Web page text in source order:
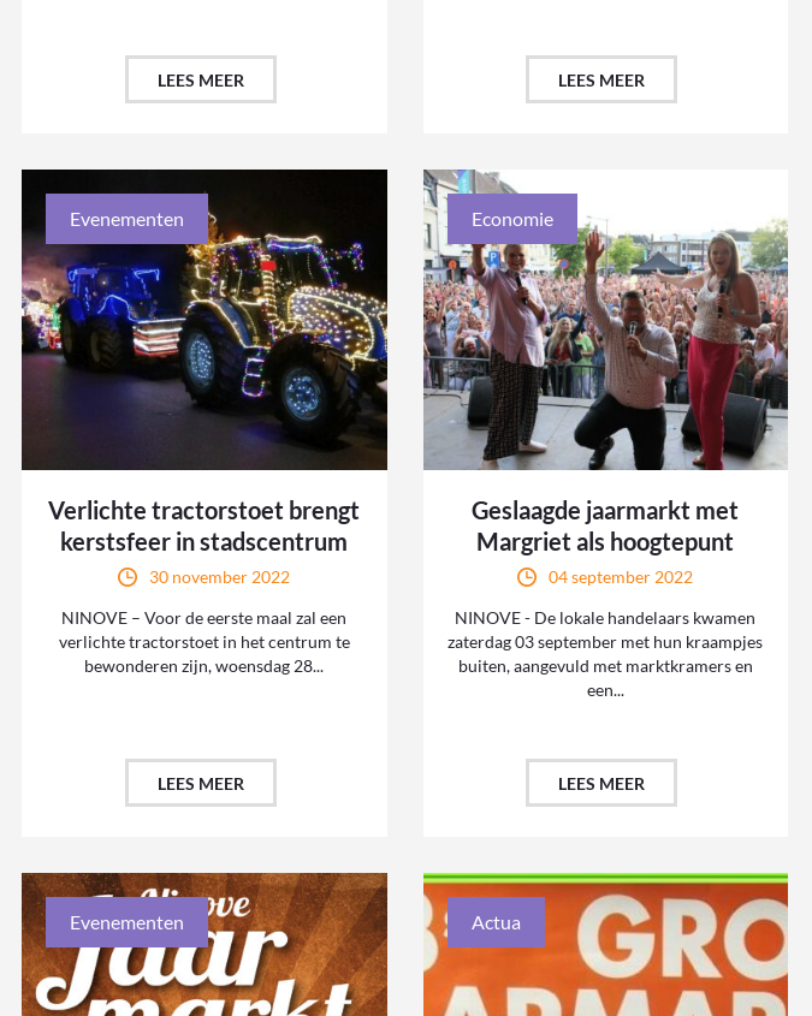
LEES MEER LEES MEER
Evenementen
Verlichte tractorstoet brengt
kerstsfeer in stadscentrum
30 november 2022
NINOVE – Voor de eerste maal zal een
verlichte tractorstoet in het centrum te
bewonderen zijn, woensdag 28...
LEES MEER
Economie
Geslaagde jaarmarkt met
Margriet als hoogtepunt
04 september 2022
NINOVE - De lokale handelaars kwamen
zaterdag 03 september met hun kraampjes
buiten, aangevuld met marktkramers en
een...
LEES MEER
Evenementen Actua